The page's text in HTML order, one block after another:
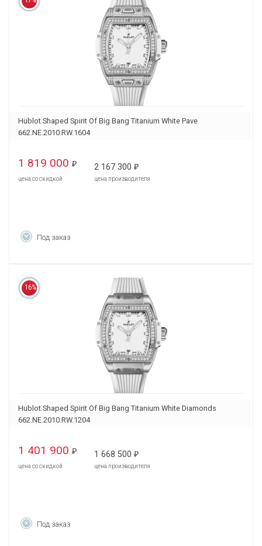
Hublot Shaped Spirit Of Big Bang Titanium White Pave
662.NE.2010.RW.1604
1 819 000 ₽
цена со скидкой
2 167 300 ₽
цена производителя
Под заказ
16%
Hublot Shaped Spirit Of Big Bang Titanium White Diamonds
662.NE.2010.RW.1204
1 401 900 ₽
цена со скидкой
1 668 500 ₽
цена производителя
Под заказ